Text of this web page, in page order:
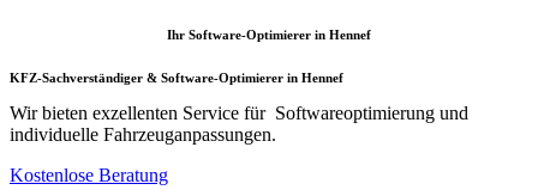
Ihr Software-Optimierer in Hennef
KFZ-Sachverständiger & Software-Optimierer in Hennef
Wir bieten exzellenten Service für Softwareoptimierung und
individuelle Fahrzeuganpassungen.
Kostenlose Beratung